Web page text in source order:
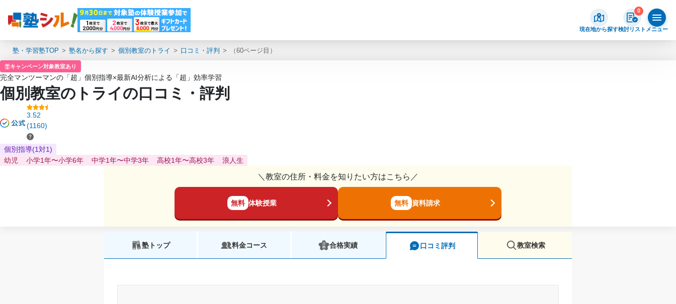
現在地から探す
0
検討リスト メニュー
塾・学習塾TOP 塾名から探す 個別教室のトライ 口コミ・評判 （60ページ目）
キャンペーン対象教室あり
完全マンツーマンの「超」個別指導×最新AI分析による「超」効率学習
個別教室のトライの口コミ・評判
3.52
(1160)
個別指導(1対1)
幼児
小学1年〜小学6年 中学1年〜中学3年 高校1年〜高校3年 浪人生
＼教室の住所・料金を知りたい方はこちら／
無料 体験授業 無料 資料請求
塾トップ 料金コース 合格実績 口コミ評判 教室検索